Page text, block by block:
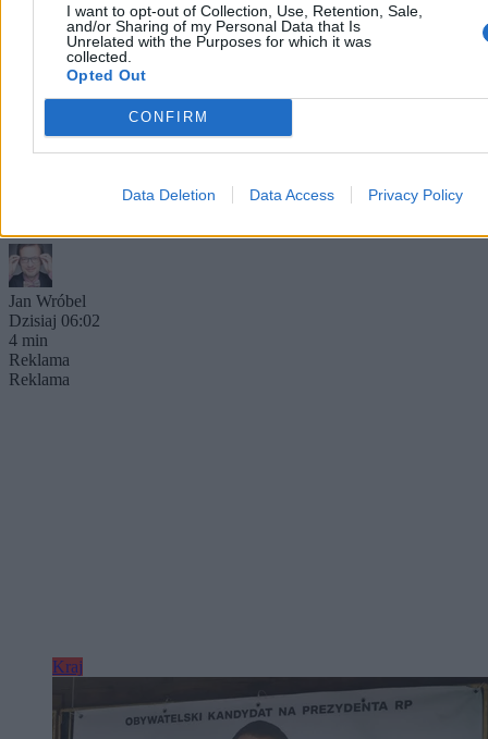
I want to opt-out of Collection, Use, Retention, Sale,
and/or Sharing of my Personal Data that Is
Unrelated with the Purposes for which it was
collected.
Opted Out
CONFIRM
Data Deletion Data Access Privacy Policy
Prezydent zmarnował ten rok. A i tak zbudował
sobie silną pozycję
swojego urzędowania ponad przeciętność. I co? Wystarczyło. Z
Jan Wróbel
Dzisiaj 06:02
4 min
Reklama
Reklama
Kraj